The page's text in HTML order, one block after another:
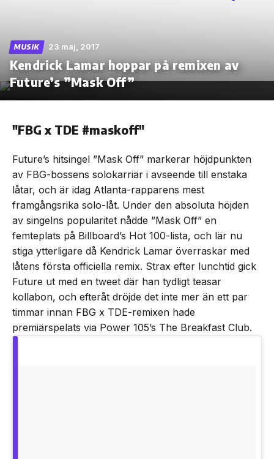
Skip
the
MUSIK 23 maj, 2017
Kendrick Lamar hoppar på remixen av
Future’s ”Mask Off”
"FBG x TDE #maskoff"
Future’s hitsingel ”Mask Off” markerar höjdpunkten
av FBG-bossens solokarriär i avseende till enstaka
låtar, och är idag Atlanta-rapparens mest
framgångsrika solo-låt. Under den absoluta höjden
av singelns popularitet nådde ”Mask Off” en
femteplats på Billboard’s Hot 100-lista, och lär nu
stiga ytterligare då Kendrick Lamar överraskar med
låtens första officiella remix. Strax efter lunchtid gick
Future ut med en tweet där han tydligt teasar
kollabon, och efteråt dröjde det inte mer än ett par
timmar innan FBG x TDE-remixen hade
premiärspelats via Power 105’s The Breakfast Club.